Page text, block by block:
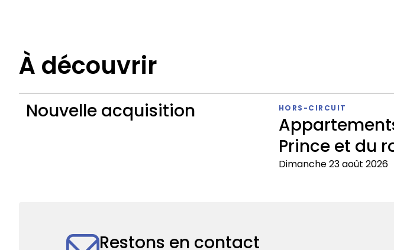
À découvrir
Nouvelle acquisition
Prince et du
Dimanche 23 août 2026
HORS-CIRCUIT
Restons en contact